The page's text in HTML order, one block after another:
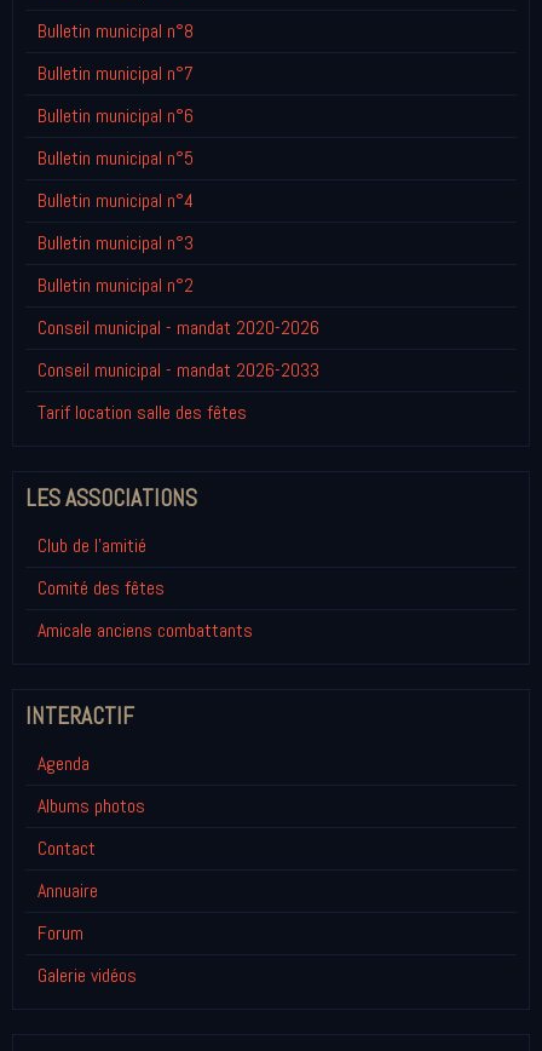
Bulletin municipal n°8
Bulletin municipal n°7
Bulletin municipal n°6
Bulletin municipal n°5
Bulletin municipal n°4
Bulletin municipal n°3
Bulletin municipal n°2
Conseil municipal - mandat 2020-2026
Conseil municipal - mandat 2026-2033
Tarif location salle des fêtes
LES ASSOCIATIONS
Club de l'amitié
Comité des fêtes
Amicale anciens combattants
INTERACTIF
Agenda
Albums photos
Contact
Annuaire
Forum
Galerie vidéos